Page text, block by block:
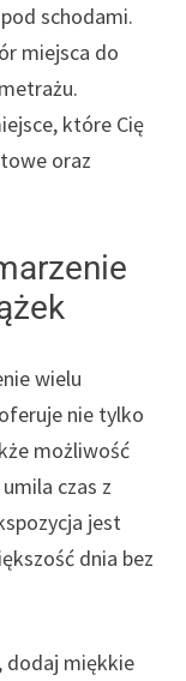
schodami.
miejsca do
które Cię
oraz
wielu
nie tylko
możliwość
czas z
jest
dnia bez
dodaj miękkie